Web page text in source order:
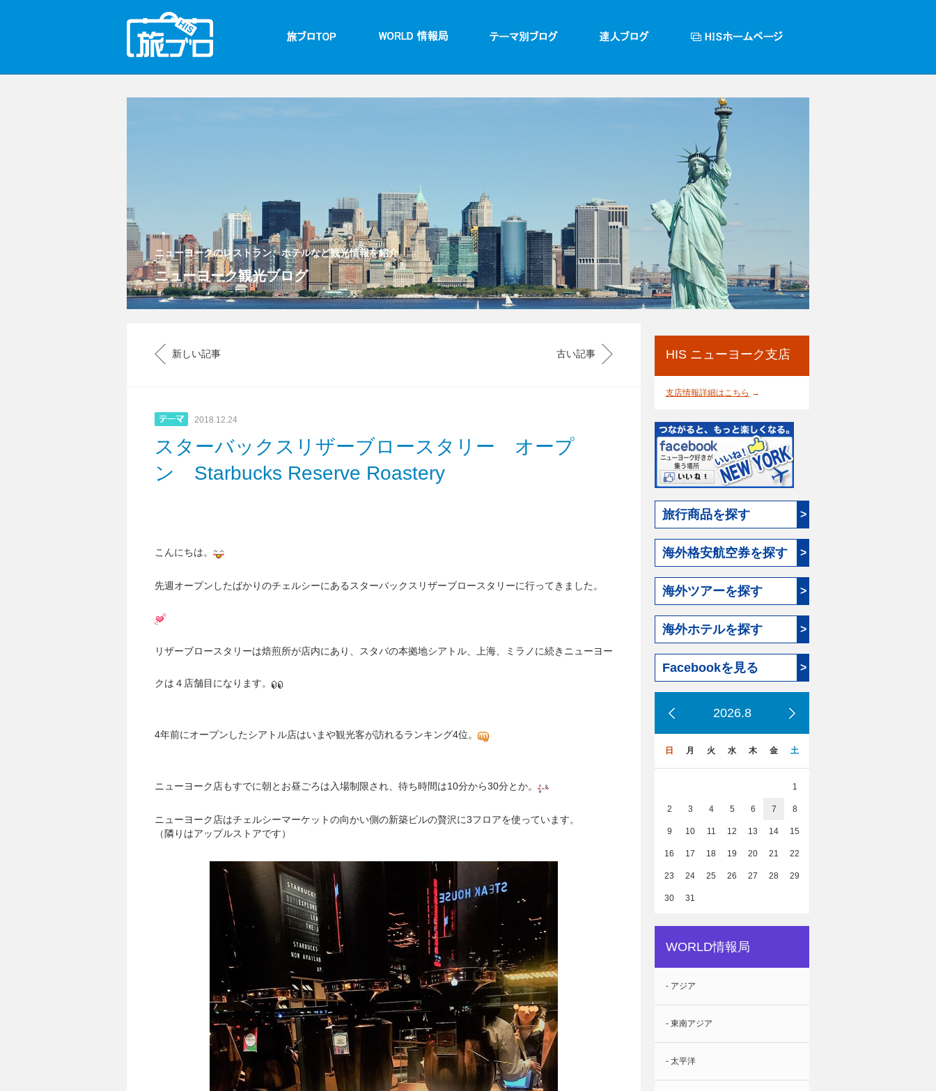
ニューヨークのレストラン、ホテルなど観光情報を紹介
ニューヨーク観光ブログ
新しい記事 古い記事
2018.12.24
スターバックスリザーブロースタリー オープ
ン Starbucks Reserve Roastery
こんにちは。
先週オープンしたばかりのチェルシーにあるスターバックスリザーブロースタリーに行ってきました。
リザーブロースタリーは焙煎所が店内にあり、スタバの本拠地シアトル、上海、ミラノに続きニューヨー
クは４店舗目になります。
4年前にオープンしたシアトル店はいまや観光客が訪れるランキング4位。
ニューヨーク店もすでに朝とお昼ごろは入場制限され、待ち時間は10分から30分とか。
ニューヨーク店はチェルシーマーケットの向かい側の新築ビルの贅沢に3フロアを使っています。
（隣りはアップルストアです）
HIS ニューヨーク支店
支店情報詳細はこちら →
旅行商品を探す >
海外格安航空券を探す >
海外ツアーを探す >
海外ホテルを探す >
Facebookを見る >
2026.8
日 月 火 水 木 金 土
1
2 3 4 5 6 7 8
9 10 11 12 13 14 15
16 17 18 19 20 21 22
23 24 25 26 27 28 29
30 31
WORLD情報局
- アジア
- 東南アジア
- 太平洋